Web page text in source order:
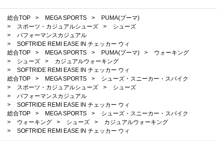
総合TOP > MEGA SPORTS >
PUMA(プーマ)
>
スポーツ・カジュアルシューズ >
シューズ
>
パフォーマンスカジュアル
>
SOFTRIDE REMI EASE IN チェッカー ウィ
総合TOP
> MEGA SPORTS > PUMA(プーマ) >
ウォーキング
>
シューズ >
カジュアルウォーキング
>
SOFTRIDE REMI EASE IN チェッカー ウィ
総合TOP
> MEGA SPORTS >
シューズ・スニーカー・スパイク
>
スポーツ・カジュアルシューズ >
シューズ
>
パフォーマンスカジュアル
>
SOFTRIDE REMI EASE IN チェッカー ウィ
総合TOP
> MEGA SPORTS >
シューズ・スニーカー・スパイク
>
ウォーキング > シューズ >
カジュアルウォーキング
>
SOFTRIDE REMI EASE IN チェッカー ウィ